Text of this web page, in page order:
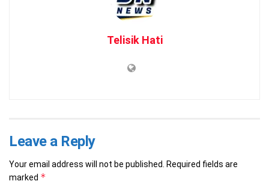
Telisik Hati
Leave a Reply
Your email address will not be published. Required fields are
marked *